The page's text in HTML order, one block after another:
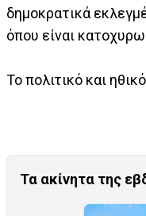
δημοκρατικά
όπου είναι
Το πολιτικό και
Τα ακίνητα της